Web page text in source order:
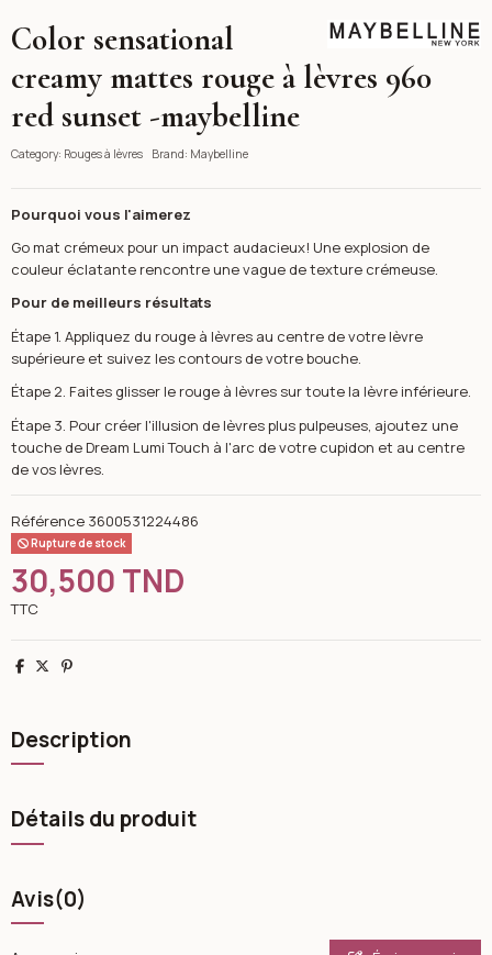
Maybelline
Color sensational
creamy mattes rouge à lèvres 960
red sunset -maybelline
Category: Rouges à lèvres Brand: Maybelline
Pourquoi vous l'aimerez
Go mat crémeux pour un impact audacieux! Une explosion de
couleur éclatante rencontre une vague de texture crémeuse.
Pour de meilleurs résultats
Étape 1. Appliquez du rouge à lèvres au centre de votre lèvre
supérieure et suivez les contours de votre bouche.
Étape 2. Faites glisser le rouge à lèvres sur toute la lèvre inférieure.
Étape 3. Pour créer l'illusion de lèvres plus pulpeuses, ajoutez une
touche de Dream Lumi Touch à l'arc de votre cupidon et au centre
de vos lèvres.
Référence 3600531224486
Rupture de stock
30,500 TND
TTC
Partager
TweetPinterest
Description
Détails du produit
Avis(0)